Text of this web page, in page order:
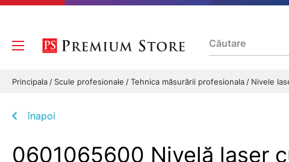
Principala Scule profesionale Tehnica măsurării profesionala Nivele
înapoi
0601065600 Nivelă laser